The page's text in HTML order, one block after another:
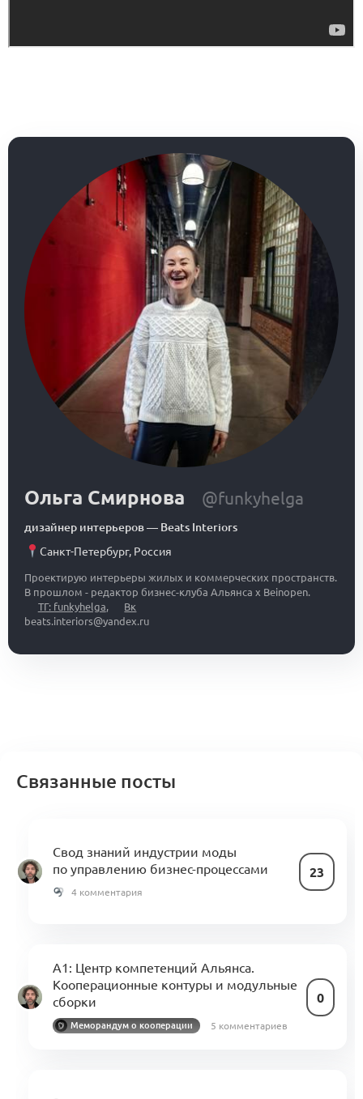
Ольга Смирнова @funkyhelga
дизайнер интерьеров— Beats Interiors
Санкт-Петербург, Россия
Проектирую интерьеры жилых и коммерческих пространств.
В прошлом - редактор бизнес-клуба Альянса x Beinopen.
ТГ: funkyhelga
Вк
beats.interiors@yandex.ru
Связанные посты
Свод знаний индустрии моды
по управлению бизнес-процессами
23
4 комментария
A1: Центр компетенций Альянса.
Кооперационные контуры и модульные
сборки
0
Меморандум о кооперации 5 комментариев